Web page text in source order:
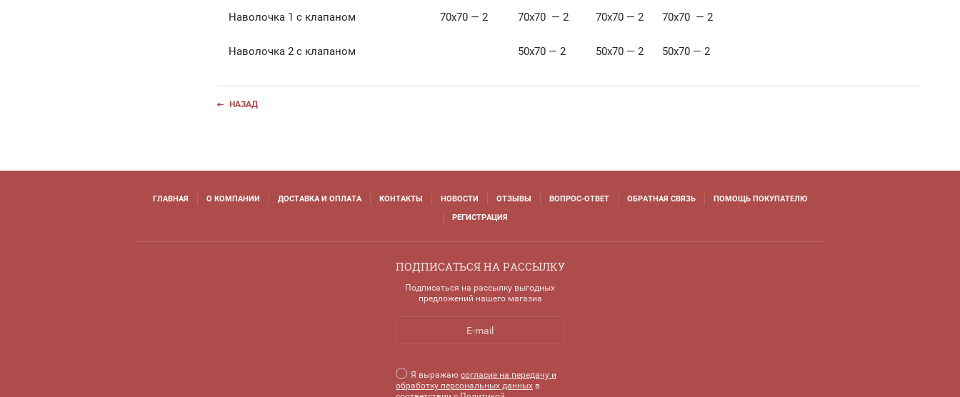
Наволочка 1 с клапаном 70х70 — 2 70х70 — 2 70х70 — 2 70х70 — 2
Наволочка 2 с клапаном 50х70 — 2 50х70 — 2 50х70 — 2
НАЗАД
ГЛАВНАЯ О КОМПАНИИ ДОСТАВКА И ОПЛАТА КОНТАКТЫ НОВОСТИ ОТЗЫВЫ ВОПРОС-ОТВЕТ ОБРАТНАЯ СВЯЗЬ
ПОМОЩЬ ПОКУПАТЕЛЮ
РЕГИСТРАЦИЯ
ПОДПИСАТЬСЯ НА РАССЫЛКУ
Подписаться на рассылку выгодных
предложений нашего магазиа
Я выражаю согласие на передачу и
обработку персональных данных в